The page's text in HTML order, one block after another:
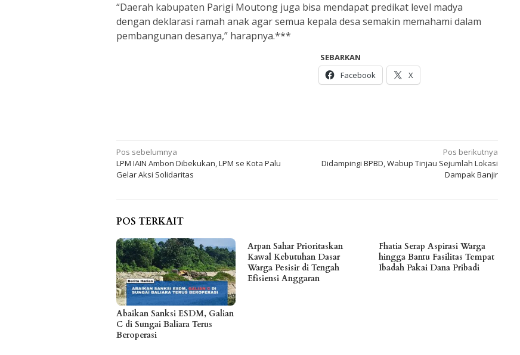
“Daerah kabupaten Parigi Moutong juga bisa mendapat predikat level madya
dengan deklarasi ramah anak agar semua kepala desa semakin memahami dalam
pembangunan desanya,” harapnya.***
SEBARKAN
Facebook
X
Navigasi
pos
Pos sebelumnya
LPM IAIN Ambon Dibekukan, LPM se Kota Palu
Gelar Aksi Solidaritas
Pos berikutnya
Didampingi BPBD, Wabup Tinjau Sejumlah Lokasi
Dampak Banjir
POS TERKAIT
Abaikan Sanksi ESDM, Galian
C di Sungai Baliara Terus
Beroperasi
Arpan Sahar Prioritaskan
Kawal Kebutuhan Dasar
Warga Pesisir di Tengah
Efisiensi Anggaran
Fhatia Serap Aspirasi Warga
hingga Bantu Fasilitas Tempat
Ibadah Pakai Dana Pribadi